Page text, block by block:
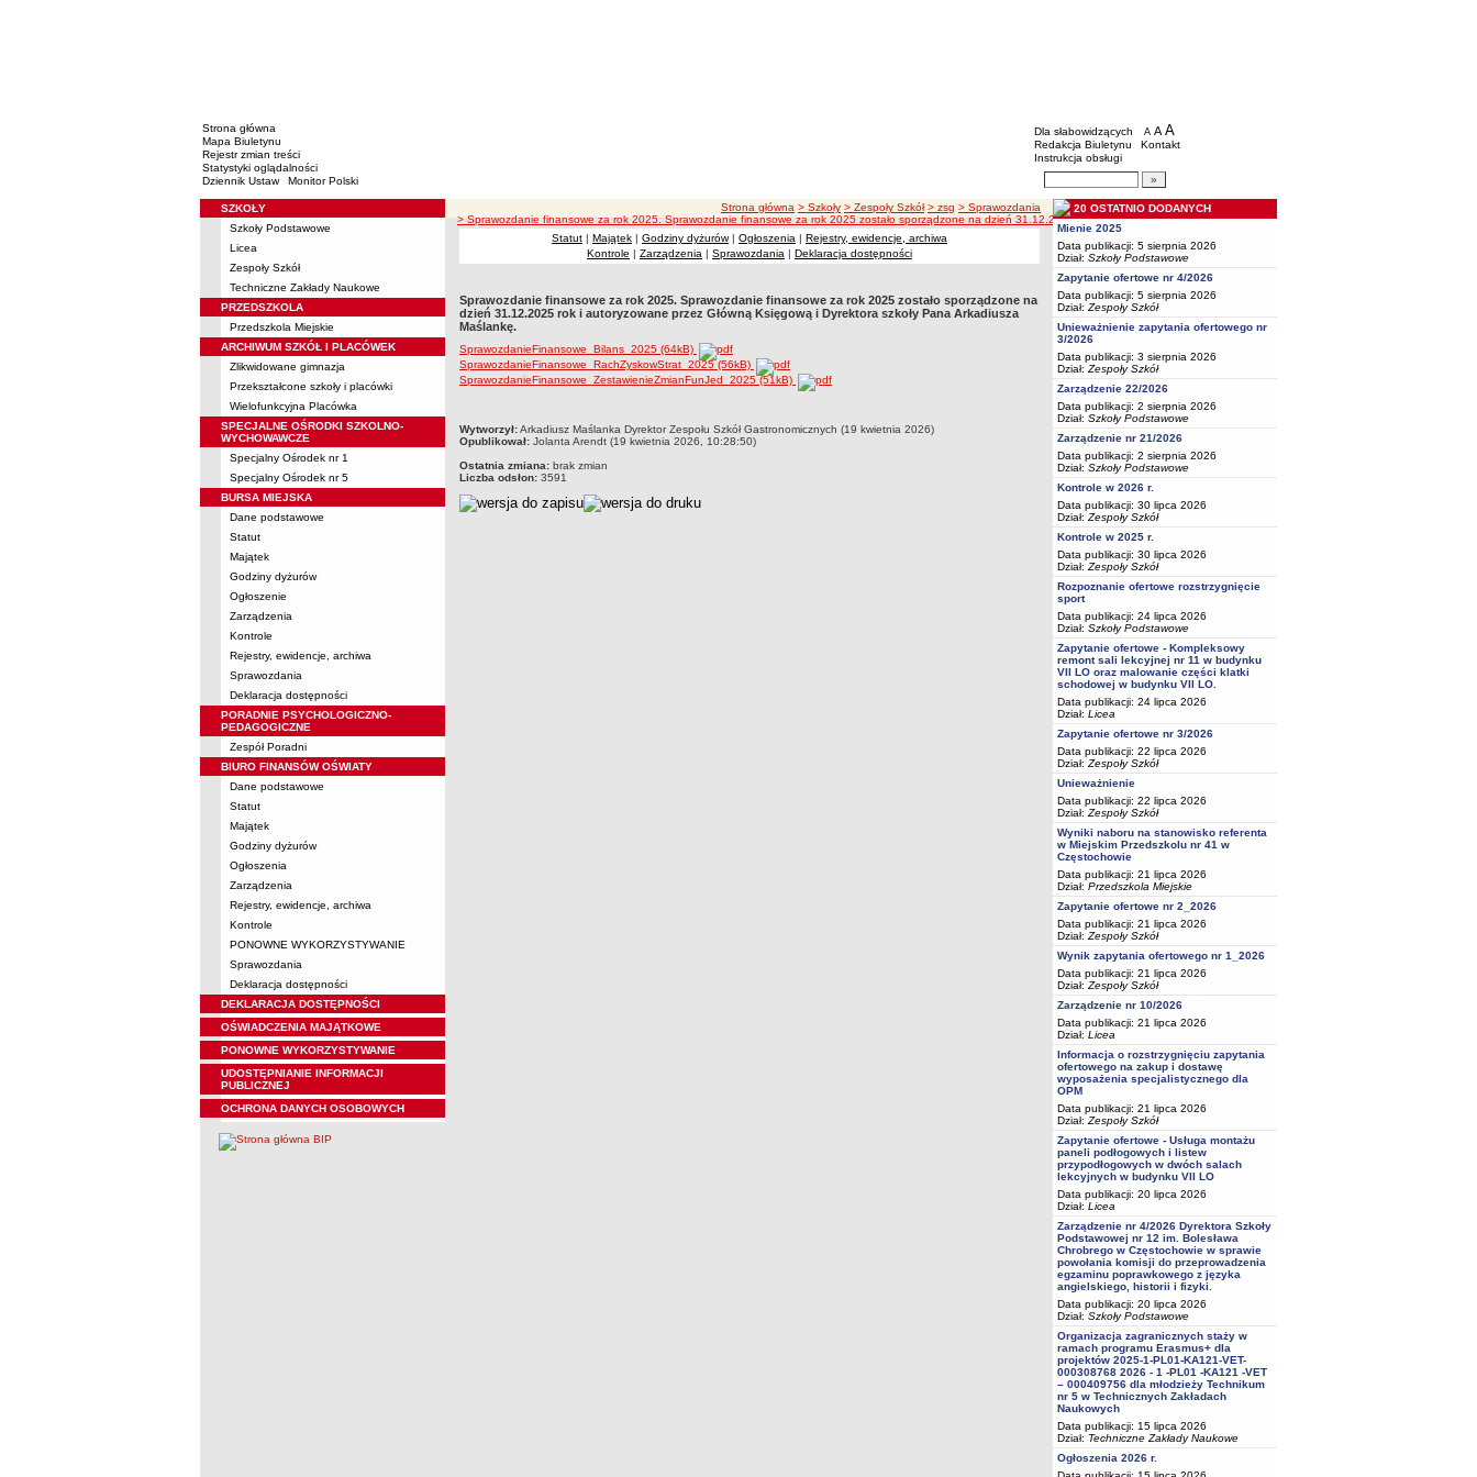
Strona główna
Mapa Biuletynu
Rejestr zmian treści
Statystyki oglądalności
Dziennik Ustaw
Monitor Polski
BIP - Oświata Częstochowa
Menu dodatkowe
Dla słabowidzących A pomniejsz czcionkę
A standardowy rozmiar czcionki
A
Redakcja Biuletynu
Kontakt
Instrukcja obsługi
Wyszukiwarka artykułów
Menu
SZKOŁY
Szkoły Podstawowe
Licea
Zespoły Szkół
Techniczne Zakłady Naukowe
PRZEDSZKOLA
Przedszkola Miejskie
ARCHIWUM SZKÓŁ I PLACÓWEK
Zlikwidowane gimnazja
Przekształcone szkoły i placówki
Wielofunkcyjna Placówka
SPECJALNE OŚRODKI SZKOLNO-
WYCHOWAWCZE
Specjalny Ośrodek nr 1
Specjalny Ośrodek nr 5
BURSA MIEJSKA
Dane podstawowe
Statut
Majątek
Godziny dyżurów
Ogłoszenie
Zarządzenia
Kontrole
Rejestry, ewidencje, archiwa
Sprawozdania
Deklaracja dostępności
PORADNIE PSYCHOLOGICZNO-
PEDAGOGICZNE
Zespół Poradni
BIURO FINANSÓW OŚWIATY
Dane podstawowe
Statut
Majątek
Godziny dyżurów
Ogłoszenia
Zarządzenia
Rejestry, ewidencje, archiwa
Kontrole
PONOWNE WYKORZYSTYWANIE
Sprawozdania
Deklaracja dostępności
DEKLARACJA DOSTĘPNOŚCI
OŚWIADCZENIA MAJĄTKOWE
PONOWNE WYKORZYSTYWANIE
UDOSTĘPNIANIE INFORMACJI
PUBLICZNEJ
OCHRONA DANYCH OSOBOWYCH
ścieżka nawigacji
Strona główna > Szkoły > Zespoły Szkół > zsg > Sprawozdania
> Sprawozdanie finansowe za rok 2025. Sprawozdanie finansowe za rok 2025 zostało sporządzone na dzień 31.12.2025 rok i autoryzowane przez Główną Księgową i Dyrektora szkoły Pana
Statut | Majątek | Godziny dyżurów| Ogłoszenia | Rejestry, ewidencje, archiwa
Kontrole | Zarządzenia | Sprawozdania | Deklaracja dostępności
Sprawozdanie finansowe za rok 2025. Sprawozdanie finansowe za rok 2025 zostało sporządzone na
dzień 31.12.2025 rok i autoryzowane przez Główną Księgową i Dyrektora szkoły Pana Arkadiusza
Maślankę.
SprawozdanieFinansowe_Bilans_2025 (64kB)
SprawozdanieFinansowe_RachZyskowStrat_2025 (56kB)
SprawozdanieFinansowe_ZestawienieZmianFunJed_2025 (51kB)
metryczka
Wytworzył:Arkadiusz Maślanka Dyrektor Zespołu Szkół Gastronomicznych (19 kwietnia 2026)
Opublikował: Jolanta Arendt (19 kwietnia 2026, 10:28:50)
Ostatnia zmiana: brak zmian
Liczba odsłon: 3591
20 OSTATNIO DODANYCH
Mienie 2025
Data publikacji: 5 sierpnia 2026
Dział: Szkoły Podstawowe
Zapytanie ofertowe nr 4/2026
Data publikacji: 5 sierpnia 2026
Dział: Zespoły Szkół
Unieważnienie zapytania ofertowego nr
3/2026
Data publikacji: 3 sierpnia 2026
Dział: Zespoły Szkół
Zarządzenie 22/2026
Data publikacji: 2 sierpnia 2026
Dział: Szkoły Podstawowe
Zarządzenie nr 21/2026
Data publikacji: 2 sierpnia 2026
Dział: Szkoły Podstawowe
Kontrole w 2026 r.
Data publikacji: 30 lipca 2026
Dział: Zespoły Szkół
Kontrole w 2025 r.
Data publikacji: 30 lipca 2026
Dział: Zespoły Szkół
Rozpoznanie ofertowe rozstrzygnięcie
sport
Data publikacji: 24 lipca 2026
Dział: Szkoły Podstawowe
Zapytanie ofertowe - Kompleksowy
remont sali lekcyjnej nr 11 w budynku
VII LO oraz malowanie części klatki
schodowej w budynku VII LO.
Data publikacji: 24 lipca 2026
Dział: Licea
Zapytanie ofertowe nr 3/2026
Data publikacji: 22 lipca 2026
Dział: Zespoły Szkół
Unieważnienie
Data publikacji: 22 lipca 2026
Dział: Zespoły Szkół
Wyniki naboru na stanowisko referenta
w Miejskim Przedszkolu nr 41 w
Częstochowie
Data publikacji: 21 lipca 2026
Dział: Przedszkola Miejskie
Zapytanie ofertowe nr 2_2026
Data publikacji: 21 lipca 2026
Dział: Zespoły Szkół
Wynik zapytania ofertowego nr 1_2026
Data publikacji: 21 lipca 2026
Dział: Zespoły Szkół
Zarządzenie nr 10/2026
Data publikacji: 21 lipca 2026
Dział: Licea
Informacja o rozstrzygnięciu zapytania
ofertowego na zakup i dostawę
wyposażenia specjalistycznego dla
OPM
Data publikacji: 21 lipca 2026
Dział: Zespoły Szkół
Zapytanie ofertowe - Usługa montażu
paneli podłogowych i listew
przypodłogowych w dwóch salach
lekcyjnych w budynku VII LO
Data publikacji: 20 lipca 2026
Dział: Licea
Zarządzenie nr 4/2026 Dyrektora Szkoły
Podstawowej nr 12 im. Bolesława
Chrobrego w Częstochowie w sprawie
powołania komisji do przeprowadzenia
egzaminu poprawkowego z języka
angielskiego, historii i fizyki.
Data publikacji: 20 lipca 2026
Dział: Szkoły Podstawowe
Organizacja zagranicznych staży w
ramach programu Erasmus+ dla
projektów 2025-1-PL01-KA121-VET-
000308768 2026 - 1 -PL01 -KA121 -VET
– 000409756 dla młodzieży Technikum
nr 5 w Technicznych Zakładach
Naukowych
Data publikacji: 15 lipca 2026
Dział: Techniczne Zakłady Naukowe
Ogłoszenia 2026 r.